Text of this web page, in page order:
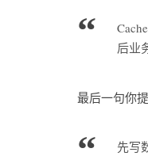
后业
最后一句你
先写